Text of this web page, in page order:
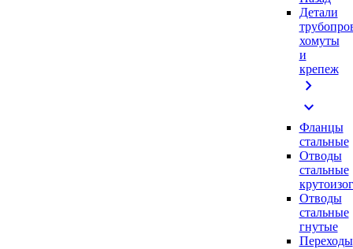
Детали
хомуты
и
крепеж
chevron_right
expand_more
Фланцы
стальные
Отводы
стальные
Отводы
стальные
гнутые
Переходы